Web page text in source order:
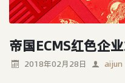
帝国ECMS红色企
2018年02月28日 aijun